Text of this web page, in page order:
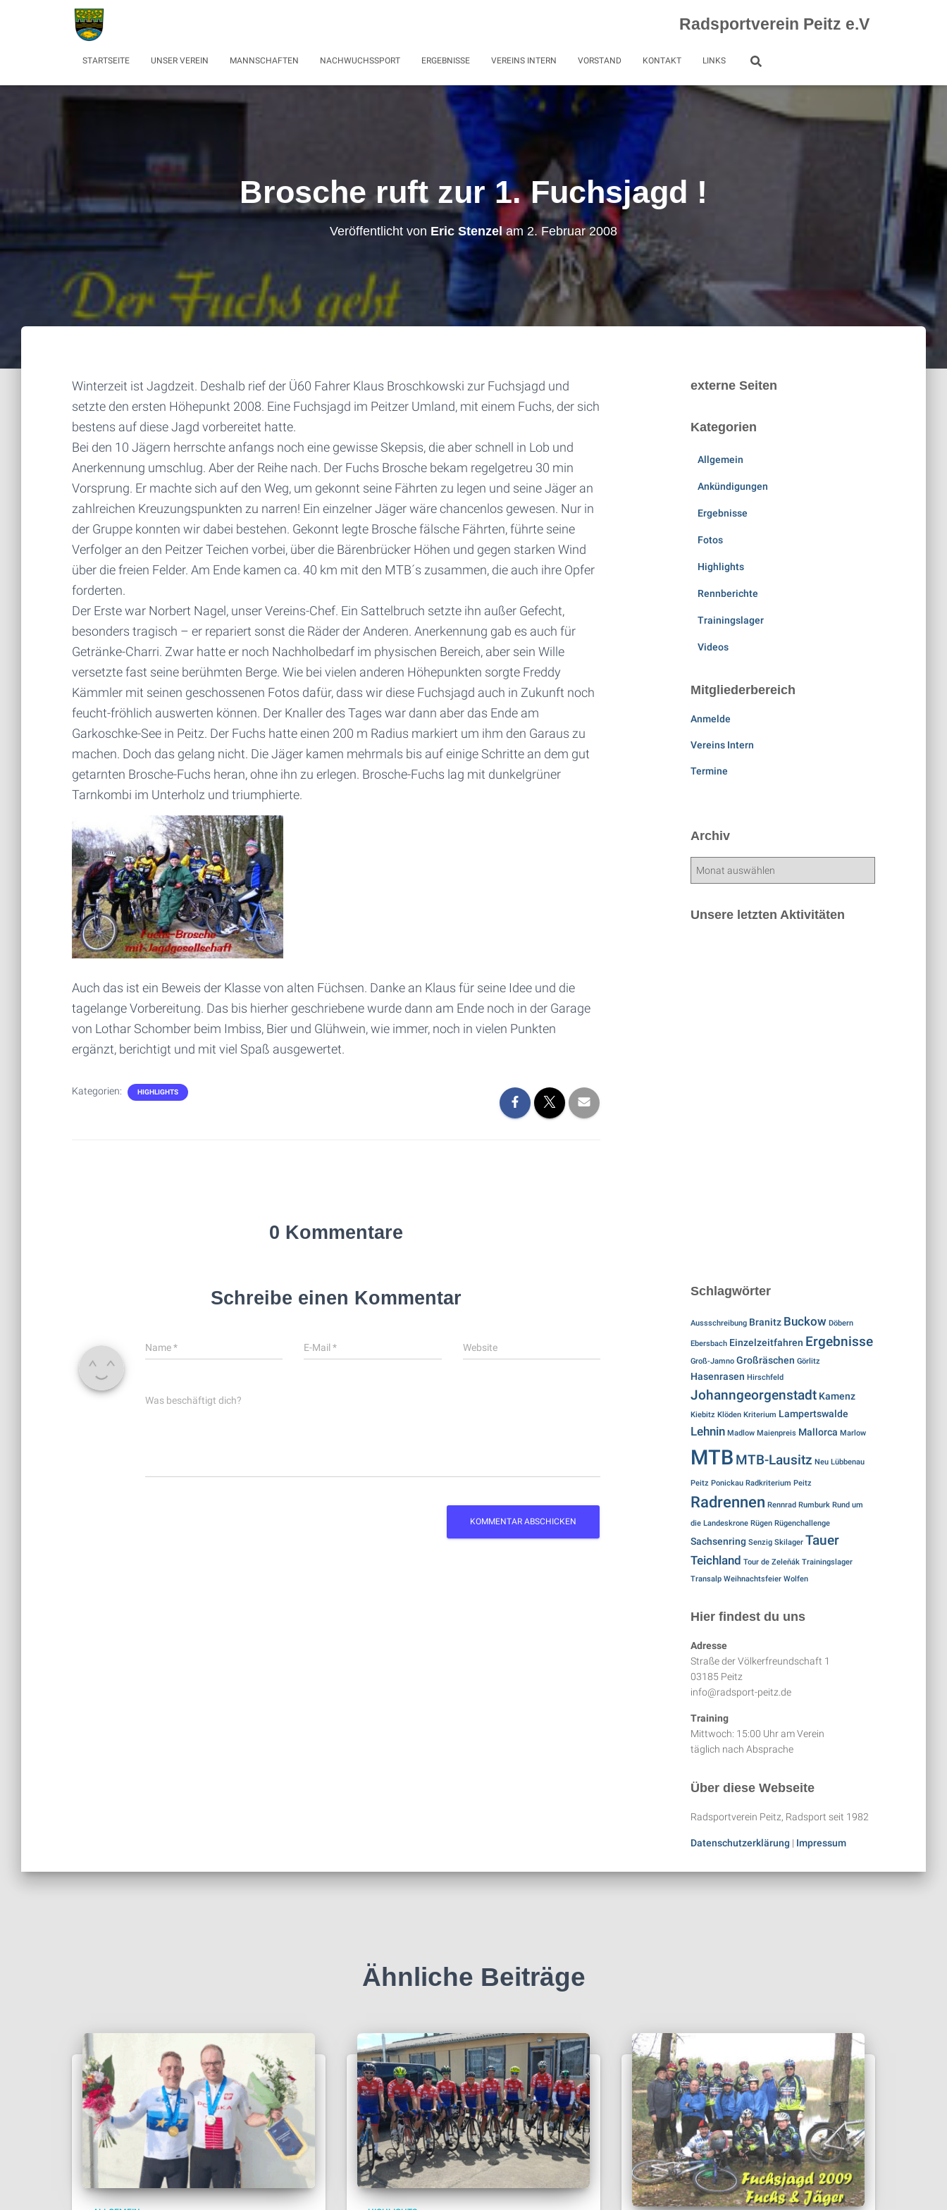
Radsportverein Peitz e.V
STARTSEITE UNSER VEREIN MANNSCHAFTEN NACHWUCHSSPORT ERGEBNISSE VEREINS INTERN VORSTAND KONTAKT LINKS
Brosche ruft zur 1. Fuchsjagd !
Veröffentlicht von Eric Stenzelam2. Februar 2008
Winterzeit ist Jagdzeit. Deshalb rief der Ü60 Fahrer Klaus Broschkowski zur Fuchsjagd und
setzte den ersten Höhepunkt 2008. Eine Fuchsjagd im Peitzer Umland, mit einem Fuchs, der sich
bestens auf diese Jagd vorbereitet hatte.
Bei den 10 Jägern herrschte anfangs noch eine gewisse Skepsis, die aber schnell in Lob und
Anerkennung umschlug. Aber der Reihe nach. Der Fuchs Brosche bekam regelgetreu 30 min
Vorsprung. Er machte sich auf den Weg, um gekonnt seine Fährten zu legen und seine Jäger an
zahlreichen Kreuzungspunkten zu narren! Ein einzelner Jäger wäre chancenlos gewesen. Nur in
der Gruppe konnten wir dabei bestehen. Gekonnt legte Brosche fälsche Fährten, führte seine
Verfolger an den Peitzer Teichen vorbei, über die Bärenbrücker Höhen und gegen starken Wind
über die freien Felder. Am Ende kamen ca. 40 km mit den MTB´s zusammen, die auch ihre Opfer
forderten.
Der Erste war Norbert Nagel, unser Vereins-Chef. Ein Sattelbruch setzte ihn außer Gefecht,
besonders tragisch – er repariert sonst die Räder der Anderen. Anerkennung gab es auch für
Getränke-Charri. Zwar hatte er noch Nachholbedarf im physischen Bereich, aber sein Wille
versetzte fast seine berühmten Berge. Wie bei vielen anderen Höhepunkten sorgte Freddy
Kämmler mit seinen geschossenen Fotos dafür, dass wir diese Fuchsjagd auch in Zukunft noch
feucht-fröhlich auswerten können. Der Knaller des Tages war dann aber das Ende am
Garkoschke-See in Peitz. Der Fuchs hatte einen 200 m Radius markiert um ihm den Garaus zu
machen. Doch das gelang nicht. Die Jäger kamen mehrmals bis auf einige Schritte an dem gut
getarnten Brosche-Fuchs heran, ohne ihn zu erlegen. Brosche-Fuchs lag mit dunkelgrüner
Tarnkombi im Unterholz und triumphierte.
Auch das ist ein Beweis der Klasse von alten Füchsen. Danke an Klaus für seine Idee und die
tagelange Vorbereitung. Das bis hierher geschriebene wurde dann am Ende noch in der Garage
von Lothar Schomber beim Imbiss, Bier und Glühwein, wie immer, noch in vielen Punkten
ergänzt, berichtigt und mit viel Spaß ausgewertet.
Kategorien: HIGHLIGHTS
0 Kommentare
Schreibe einen Kommentar
Name* E-Mail* Website
Was beschäftigt dich?
externe Seiten
Kategorien
Allgemein
Ankündigungen
Ergebnisse
Fotos
Highlights
Rennberichte
Trainingslager
Videos
Mitgliederbereich
Anmelde
Vereins Intern
Termine
Archiv
hUnsere letzten Aktivitäten
Schlagwörter
Aussschreibung Branitz Buckow Döbern
Ebersbach Einzelzeitfahren Ergebnisse
Groß-Jamno Großräschen Görlitz
Hasenrasen Hirschfeld
Johanngeorgenstadt Kamenz
Kiebitz Klöden Kriterium Lampertswalde
Lehnin Madlow Maienpreis Mallorca Marlow
MTB MTB-Lausitz Neu Lübbenau
Peitz Ponickau Radkriterium Peitz
Radrennen Rennrad Rumburk Rund um
die Landeskrone Rügen Rügenchallenge
Sachsenring Senzig Skilager Tauer
Teichland Tour de Zeleňák Trainingslager
Transalp Weihnachtsfeier Wolfen
Hier findest du uns
Adresse
Straße der Völkerfreundschaft 1
03185 Peitz
info@radsport-peitz.de
Training
Mittwoch: 15:00 Uhr am Verein
täglich nach Absprache
Über diese Webseite
Radsportverein Peitz, Radsport seit 1982
Datenschutzerklärung | Impressum
Ähnliche Beiträge